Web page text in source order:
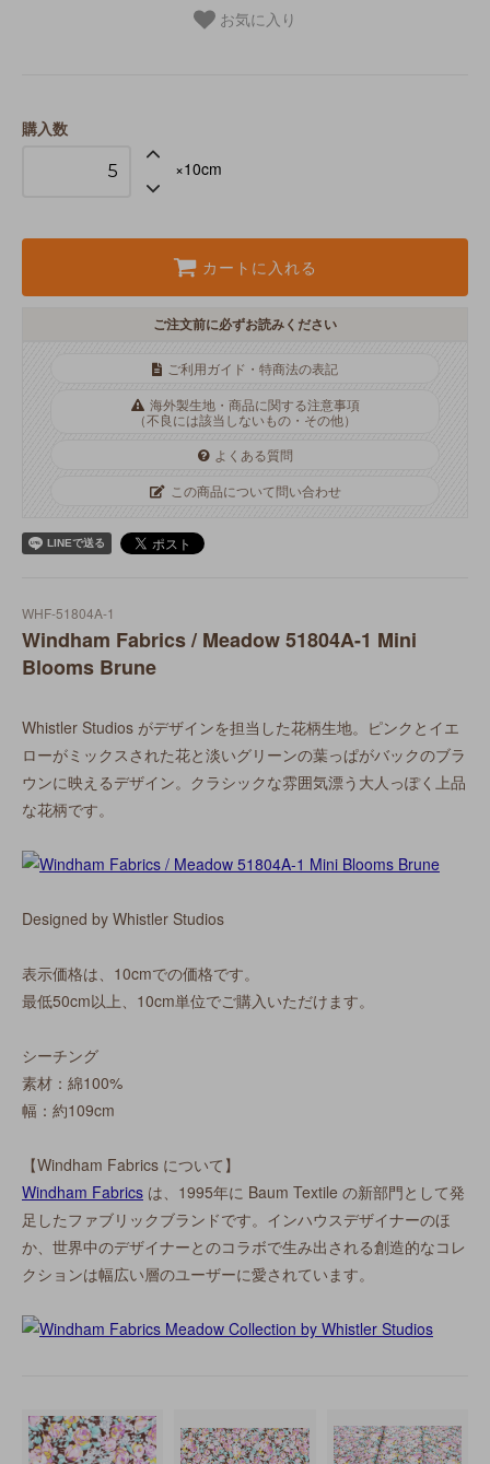
お気に入り
購入数
×10cm
カートに入れる
ご注文前に必ずお読みください
ご利用ガイド・特商法の表記
海外製生地・商品に関する注意事項
（不良には該当しないもの・その他）
よくある質問
この商品について問い合わせ
WHF-51804A-1
Windham Fabrics / Meadow 51804A-1 Mini
Blooms Brune
Whistler Studios がデザインを担当した花柄生地。ピンクとイエ
ローがミックスされた花と淡いグリーンの葉っぱがバックのブラ
ウンに映えるデザイン。クラシックな雰囲気漂う大人っぽく上品
な花柄です。
Designed by Whistler Studios
表示価格は、10cmでの価格です。
最低50cm以上、10cm単位でご購入いただけます。
シーチング
素材：綿100%
幅：約109cm
【Windham Fabrics について】
Windham Fabrics は、1995年に Baum Textile の新部門として発
足したファブリックブランドです。インハウスデザイナーのほ
か、世界中のデザイナーとのコラボで生み出される創造的なコレ
クションは幅広い層のユーザーに愛されています。